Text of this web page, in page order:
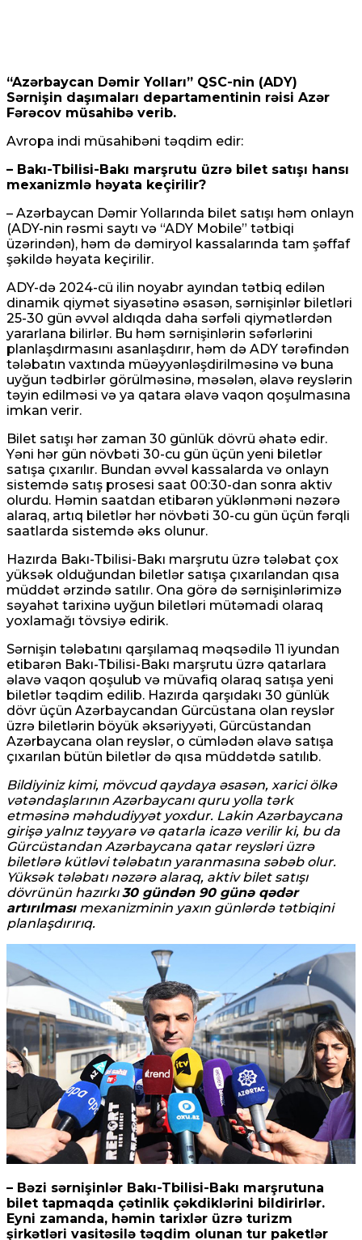
“Azərbaycan Dəmir Yolları” QSC-nin (ADY)
Sərnişin daşımaları departamentinin rəisi Azər
Fərəcov müsahibə verib.
Avropa indi müsahibəni təqdim edir:
– Bakı-Tbilisi-Bakı marşrutu üzrə bilet satışı hansı
mexanizmlə həyata keçirilir?
– Azərbaycan Dəmir Yollarında bilet satışı həm onlayn
(ADY-nin rəsmi saytı və “ADY Mobile” tətbiqi
üzərindən), həm də dəmiryol kassalarında tam şəffaf
şəkildə həyata keçirilir.
ADY-də 2024-cü ilin noyabr ayından tətbiq edilən
dinamik qiymət siyasətinə əsasən, sərnişinlər biletləri
25-30 gün əvvəl aldıqda daha sərfəli qiymətlərdən
yararlana bilirlər. Bu həm sərnişinlərin səfərlərini
planlaşdırmasını asanlaşdırır, həm də ADY tərəfindən
tələbatın vaxtında müəyyənləşdirilməsinə və buna
uyğun tədbirlər görülməsinə, məsələn, əlavə reyslərin
təyin edilməsi və ya qatara əlavə vaqon qoşulmasına
imkan verir.
Bilet satışı hər zaman 30 günlük dövrü əhatə edir.
Yəni hər gün növbəti 30-cu gün üçün yeni biletlər
satışa çıxarılır. Bundan əvvəl kassalarda və onlayn
sistemdə satış prosesi saat 00:30-dan sonra aktiv
olurdu. Həmin saatdan etibarən yüklənməni nəzərə
alaraq, artıq biletlər hər növbəti 30-cu gün üçün fərqli
saatlarda sistemdə əks olunur.
Hazırda Bakı-Tbilisi-Bakı marşrutu üzrə tələbat çox
yüksək olduğundan biletlər satışa çıxarılandan qısa
müddət ərzində satılır. Ona görə də sərnişinlərimizə
səyahət tarixinə uyğun biletləri mütəmadi olaraq
yoxlamağı tövsiyə edirik.
Sərnişin tələbatını qarşılamaq məqsədilə 11 iyundan
etibarən Bakı-Tbilisi-Bakı marşrutu üzrə qatarlara
əlavə vaqon qoşulub və müvafiq olaraq satışa yeni
biletlər təqdim edilib. Hazırda qarşıdakı 30 günlük
dövr üçün Azərbaycandan Gürcüstana olan reyslər
üzrə biletlərin böyük əksəriyyəti, Gürcüstandan
Azərbaycana olan reyslər, o cümlədən əlavə satışa
çıxarılan bütün biletlər də qısa müddətdə satılıb.
Bildiyiniz kimi, mövcud qaydaya əsasən, xarici ölkə
vətəndaşlarının Azərbaycanı quru yolla tərk
etməsinə məhdudiyyət yoxdur. Lakin Azərbaycana
girişə yalnız təyyarə və qatarla icazə verilir ki, bu da
Gürcüstandan Azərbaycana qatar reysləri üzrə
biletlərə kütləvi tələbatın yaranmasına səbəb olur.
Yüksək tələbatı nəzərə alaraq, aktiv bilet satışı
dövrünün hazırkı30 gündən 90 günə qədər
artırılmasımexanizminin yaxın günlərdə tətbiqini
planlaşdırırıq.
– Bəzi sərnişinlər Bakı-Tbilisi-Bakı marşrutuna
bilet tapmaqda çətinlik çəkdiklərini bildirirlər.
Eyni zamanda, həmin tarixlər üzrə turizm
şirkətləri vasitəsilə təqdim olunan tur paketlər